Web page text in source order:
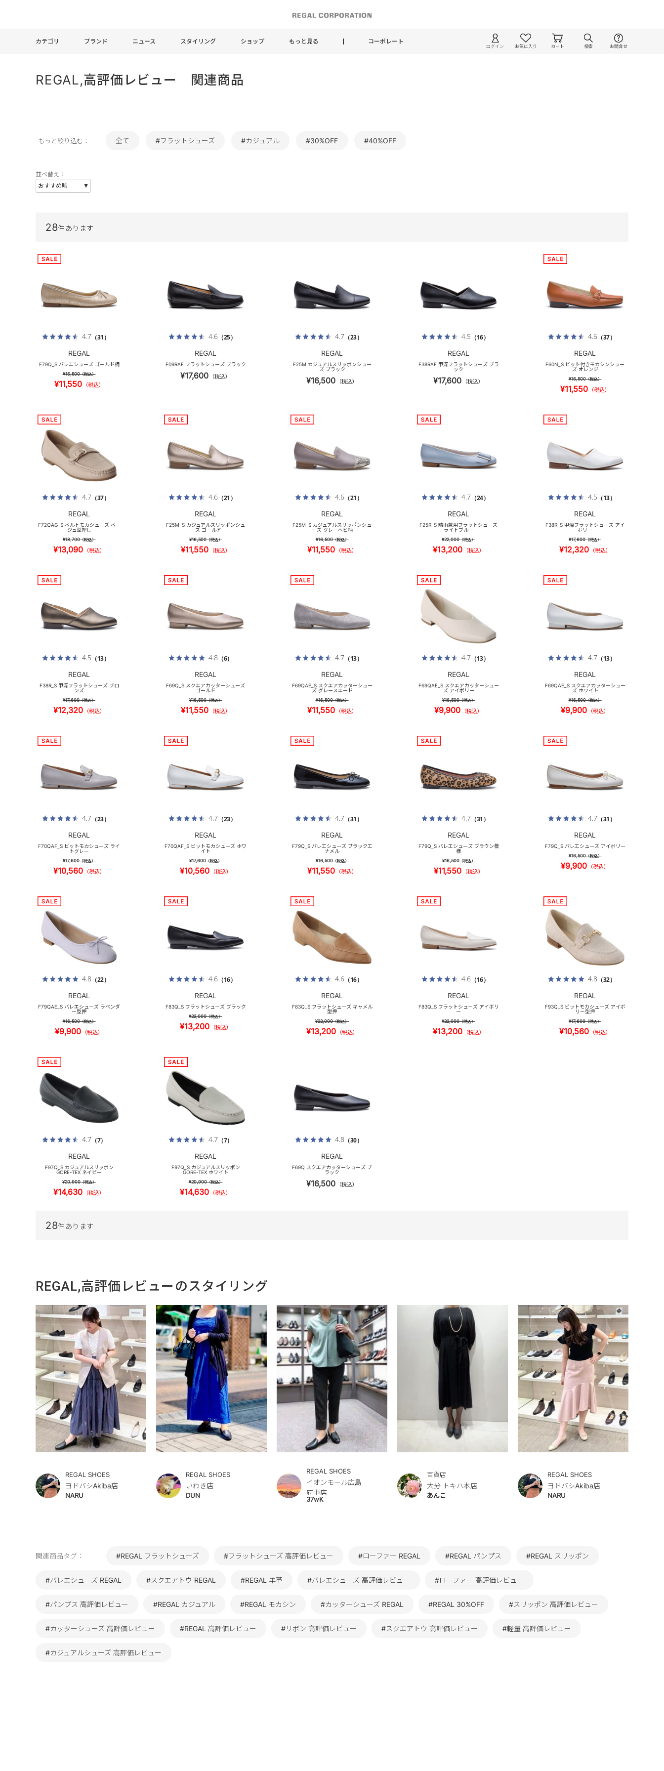
カテゴリ ブランド ニュース スタイリング ショップ もっと見る コーポレート
ログイン お気に入り カート 検索 お問合せ
REGAL,高評価レビュー 関連商品
もっと絞り込む： 全て #フラットシューズ #カジュアル #30%OFF #40%OFF
並べ替え：
28件あります
4.7（31）
REGAL
F79Q_S バレエシューズ ゴールド柄
¥16,500（税込）
¥11,550 （税込）
4.6（25）
REGAL
F09RAF フラットシューズ ブラック
¥17,600 （税込）
4.7（23）
REGAL
F25M カジュアルスリッポンシュー
ズ ブラック
¥16,500 （税込）
4.5 （16）
REGAL
F38RAF 甲深フラットシューズ ブラ
ック
¥17,600 （税込）
4.6（37）
REGAL
F60N_S ビット付きモカシンシュー
ズ オレンジ
¥16,500（税込）
¥11,550 （税込）
4.7（37）
REGAL
F72QAG_S ベルトモカシューズ ベー
ジュ型押し
¥18,700（税込）
¥13,090 （税込）
4.6（21）
REGAL
F25M_S カジュアルスリッポンシュ
ーズ ゴールド
¥16,500（税込）
¥11,550 （税込）
4.6（21）
REGAL
F25M_S カジュアルスリッポンシュ
ーズ グレーヘビ柄
¥16,500（税込）
¥11,550 （税込）
4.7（24）
REGAL
F25R_S 晴雨兼用フラットシューズ
ライトブルー
¥22,000（税込）
¥13,200 （税込）
4.5 （13）
REGAL
F38R_S 甲深フラットシューズ アイ
ボリー
¥17,600（税込）
¥12,320 （税込）
4.5 （13）
REGAL
F38R_S 甲深フラットシューズ ブロ
ンズ
¥17,600（税込）
¥12,320 （税込）
4.8 （6）
REGAL
F69Q_S スクエアカッターシューズ
ゴールド
¥16,500（税込）
¥11,550 （税込）
4.7（13）
REGAL
F69QAE_S スクエアカッターシュー
ズ グレースエード
¥16,500（税込）
¥11,550 （税込）
4.7（13）
REGAL
F69QAE_S スクエアカッターシュー
ズ アイボリー
¥16,500（税込）
¥9,900 （税込）
4.7（13）
REGAL
F69QAE_S スクエアカッターシュー
ズ ホワイト
¥16,500（税込）
¥9,900 （税込）
4.7（23）
REGAL
F70QAF_S ビットモカシューズ ライ
トグレー
¥17,600（税込）
¥10,560 （税込）
4.7（23）
REGAL
F70QAF_S ビットモカシューズ ホワ
イト
¥17,600（税込）
¥10,560 （税込）
4.7（31）
REGAL
F79Q_S バレエシューズ ブラックエ
ナメル
¥16,500（税込）
¥11,550 （税込）
4.7（31）
REGAL
F79Q_S バレエシューズ ブラウン模
様
¥16,500（税込）
¥11,550 （税込）
4.7（31）
REGAL
F79Q_S バレエシューズ アイボリー
¥16,500（税込）
¥9,900 （税込）
4.8 （22）
REGAL
F79QAE_S バレエシューズ ラベンダ
ー型押
¥16,500（税込）
¥9,900 （税込）
4.6（16）
REGAL
F83Q_S フラットシューズ ブラック
¥22,000（税込）
¥13,200 （税込）
4.6（16）
REGAL
F83Q_S フラットシューズ キャメル
型押
¥22,000（税込）
¥13,200 （税込）
4.6（16）
REGAL
F83Q_S フラットシューズ アイボリ
ー
¥22,000（税込）
¥13,200 （税込）
4.8 （32）
REGAL
F93Q_S ビットモカシューズ アイボ
リー型押
¥17,600（税込）
¥10,560 （税込）
4.7（7）
REGAL
F97Q_S カジュアルスリッポン
GORE-TEX ネイビー
¥20,900（税込）
¥14,630 （税込）
4.7（7）
REGAL
F97Q_S カジュアルスリッポン
GORE-TEX ホワイト
¥20,900（税込）
¥14,630 （税込）
4.8 （30）
REGAL
F69Q スクエアカッターシューズ ブ
ラック
¥16,500 （税込）
28件あります
REGAL,高評価レビューのスタイリング
REGAL SHOES
ヨドバシAkiba店
NARU
REGAL SHOES
いわき店
DUN
REGAL SHOES
イオンモール広島
府中店
37wK
百貨店
大分 トキハ本店
あんこ
REGAL SHOES
ヨドバシAkiba店
NARU
関連商品タグ： #REGAL フラットシューズ #フラットシューズ 高評価レビュー #ローファー REGAL #REGAL パンプス #REGAL スリッポン
#バレエシューズ REGAL #スクエアトウ REGAL #REGAL 羊革 #バレエシューズ 高評価レビュー #ローファー 高評価レビュー
#パンプス 高評価レビュー #REGAL カジュアル #REGAL モカシン #カッターシューズ REGAL #REGAL 30%OFF #スリッポン 高評価レビュー
#カッターシューズ 高評価レビュー #REGAL 高評価レビュー #リボン 高評価レビュー #スクエアトウ 高評価レビュー #軽量 高評価レビュー
#カジュアルシューズ 高評価レビュー